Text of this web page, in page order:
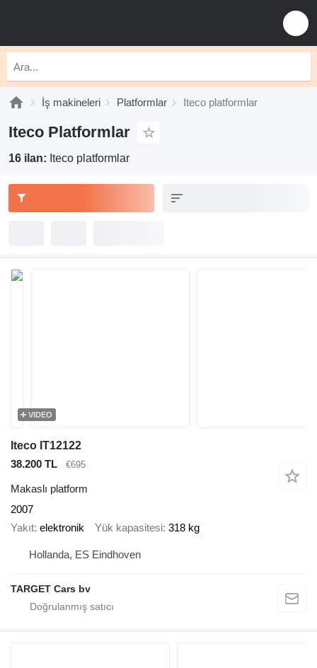
İş makineleri Platformlar Iteco platformlar
Iteco Platformlar
16 ilan: Iteco platformlar
VIDEO
Iteco IT12122
38.200 TL
€695
Makaslı platform
2007
Yakıt elektronik Yük kapasitesi 318 kg
Hollanda, ES Eindhoven
TARGET Cars bv